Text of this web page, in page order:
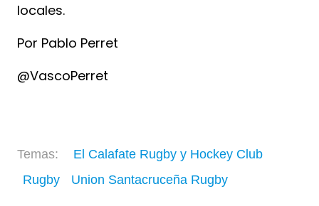
locales.
Por Pablo Perret
@VascoPerret
El Calafate Rugby y Hockey Club
Rugby
Union Santacruceña Rugby